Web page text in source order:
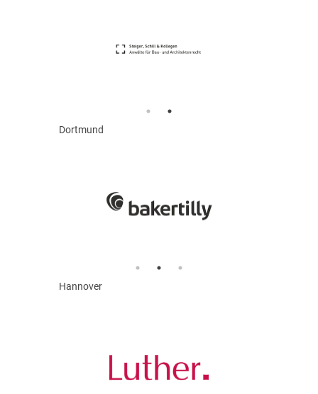
Dortmund
Hannover